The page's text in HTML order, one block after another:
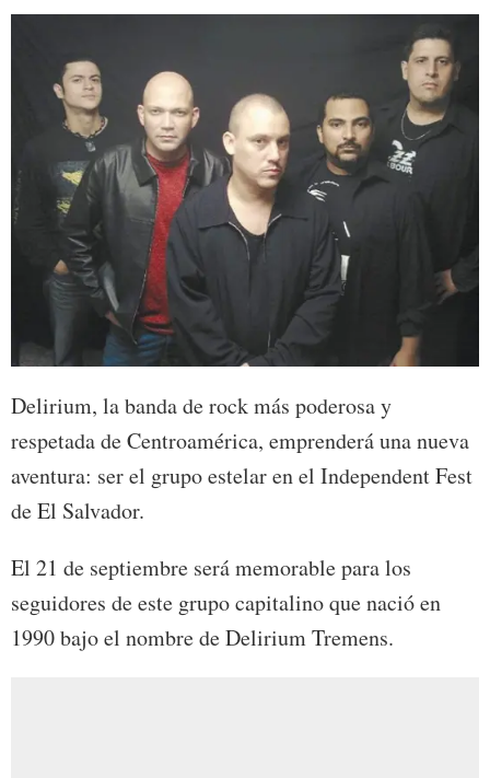
Delirium, la banda de rock más poderosa y
respetada de Centroamérica, emprenderá una nueva
aventura: ser el grupo estelar en el Independent Fest
de El Salvador.
El 21 de septiembre será memorable para los
seguidores de este grupo capitalino que nació en
1990 bajo el nombre de Delirium Tremens.